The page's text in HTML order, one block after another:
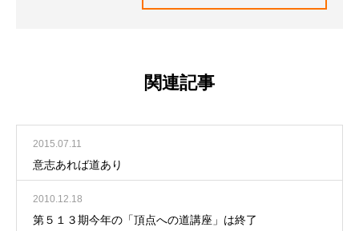
関連記事
2015.07.11
意志あれば道あり
2010.12.18
第５１３期今年の「頂点への道講座」は終了